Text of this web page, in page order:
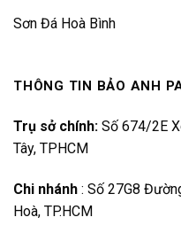
Sơn Đá Hoà Bình
THÔNG TIN BẢO ANH
Trụ sở chính: Số 674/2E
Tây, TPHCM
Chi nhánh : Số 27G8
Hoà, TP.HCM